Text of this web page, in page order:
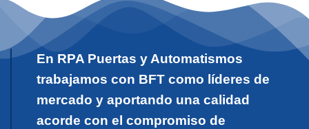
En RPA Puertas y Automatismos
trabajamos con BFT como líderes de
mercado y aportando una calidad
acorde con el compromiso de